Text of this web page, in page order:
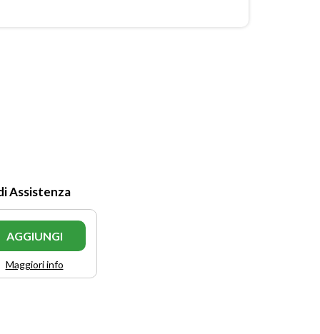
Assistenza
AGGIUNGI
Maggiori info